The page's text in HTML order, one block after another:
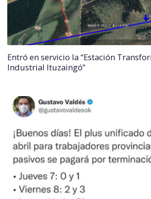
Entró en servicio la “Estación
Industrial Ituzaingó”